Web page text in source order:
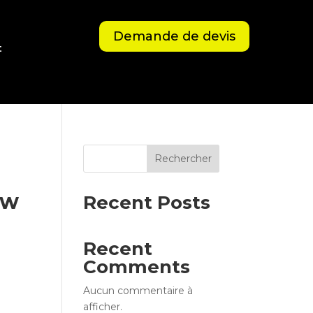
Demande de devis
Rechercher
Recent Posts
Recent
Comments
Aucun commentaire à
afficher.